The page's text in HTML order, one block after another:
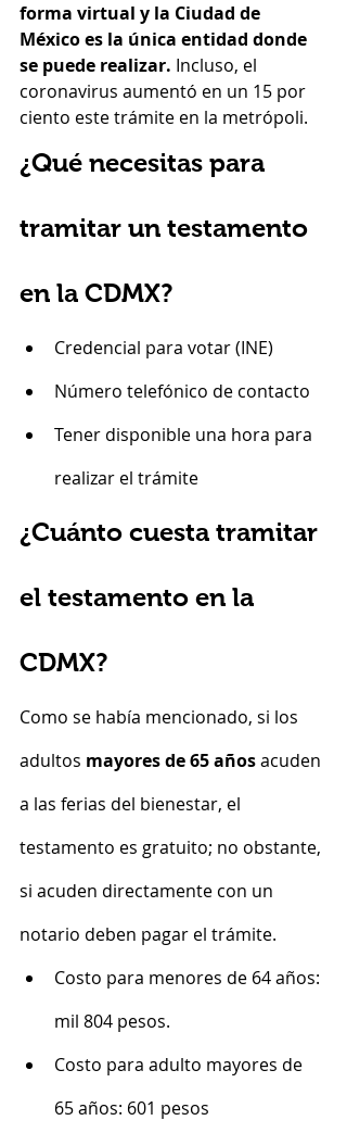
forma virtual y la Ciudad de
México es la única entidad donde
se puede realizar. Incluso, el
coronavirus aumentó en un 15 por
ciento este trámite en la metrópoli.
¿Qué necesitas para
tramitar un testamento
en la CDMX?
Credencial para votar (INE)
Número telefónico de contacto
Tener disponible una hora para
realizar el trámite
¿Cuánto cuesta tramitar
el testamento en la
CDMX?
Como se había mencionado, si los
adultos mayores de 65 años acuden
a las ferias del bienestar, el
testamento es gratuito; no obstante,
si acuden directamente con un
notario deben pagar el trámite.
Costo para menores de 64 años:
mil 804 pesos.
Costo para adulto mayores de
65 años: 601 pesos